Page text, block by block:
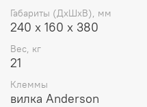
Габариты (ДхШхВ), мм
240 х 160 х 380
Вес, кг
21
Клеммы
вилка Anderson